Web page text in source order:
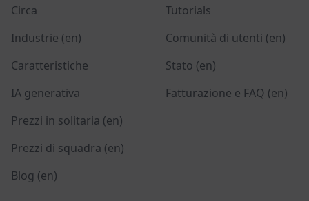
Circa
Industrie (en)
Caratteristiche
IA generativa
Prezzi in solitaria (en)
Prezzi di squadra (en)
Blog (en)
Tutorials
Comunità di utenti (en)
Stato (en)
Fatturazione e FAQ (en)